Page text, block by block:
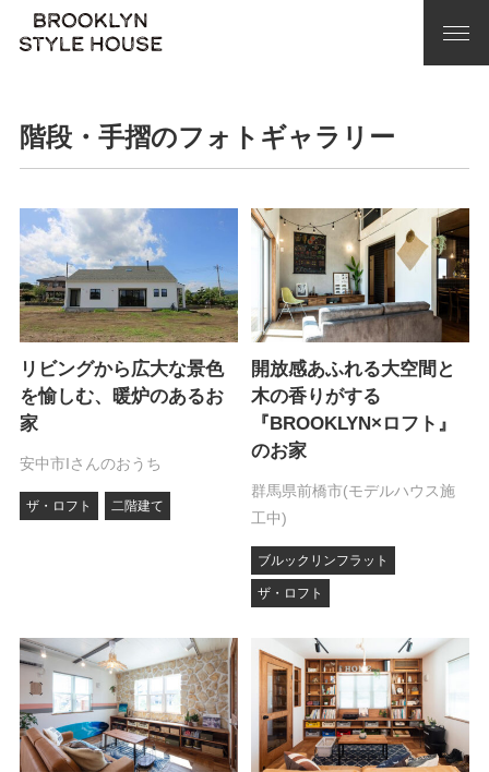
階段・手摺のフォトギャラリー
リビングから広大な景色
を愉しむ、暖炉のあるお
家
安中市Iさんのおうち
ザ・ロフト 二階建て
開放感あふれる大空間と
木の香りがする
『BROOKLYN×ロフト』
のお家
群馬県前橋市(モデルハウス施
工中)
ブルックリンフラット
ザ・ロフト